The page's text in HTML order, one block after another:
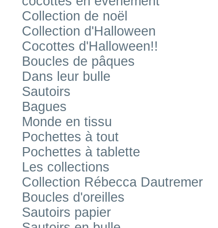
Collection de noël
Collection d'Halloween
Cocottes d'Halloween!!
Boucles de pâques
Dans leur bulle
Sautoirs
Bagues
Monde en tissu
Pochettes à tout
Pochettes à tablette
Les collections
Collection Rébecca Dautremer
Boucles d'oreilles
Sautoirs papier